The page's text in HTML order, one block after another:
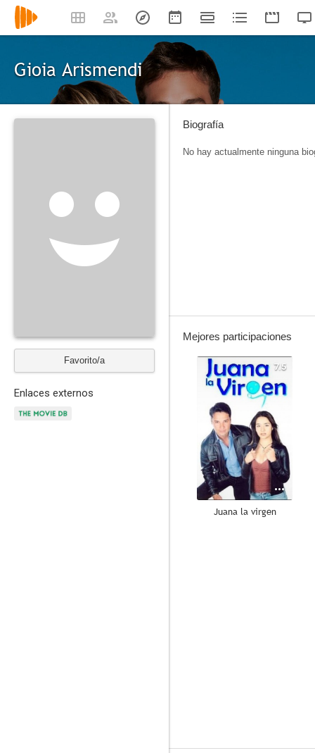
Gioia Arismendi
Favorito/a
Enlaces externos
Biografía
No hay actualmente ninguna
Mejores participaciones
7.5
Juana la virgen